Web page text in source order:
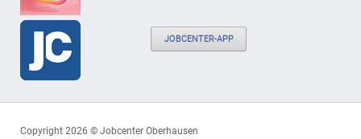
JOBCENTER-APP
Copyright 2026 © Jobcenter Oberhausen